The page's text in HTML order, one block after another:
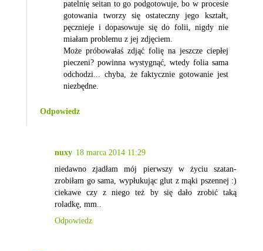
patelnię seitan to go podgotowuje, bo w procesie
gotowania tworzy się ostateczny jego kształt,
pęcznieje i dopasowuje się do folii, nigdy nie
miałam problemu z jej zdjęciem.
Może próbowałaś zdjąć folię na jeszcze ciepłej
pieczeni? powinna wystygnąć, wtedy folia sama
odchodzi... chyba, że faktycznie gotowanie jest
niezbędne.
Odpowiedz
nuxy 18 marca 2014 11:29
niedawno zjadłam mój pierwszy w życiu szatan-
zrobiłam go sama, wypłukując glut z mąki pszennej :)
ciekawe czy z niego też by się dało zrobić taką
roladkę, mm..
Odpowiedz